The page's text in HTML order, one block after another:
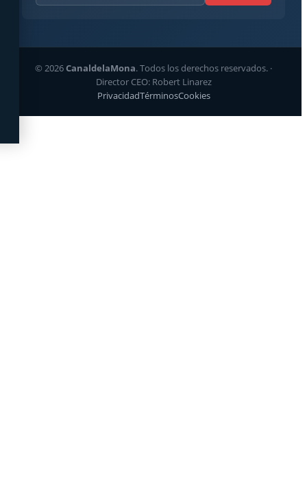
© 2026CanaldelaMona. Todos los derechos reservados. ·
Director CEO: Robert Linarez
PrivacidadTérminosCookies